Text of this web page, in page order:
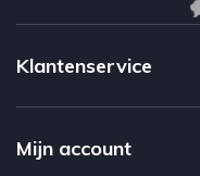
Klantenservice
Mijn account